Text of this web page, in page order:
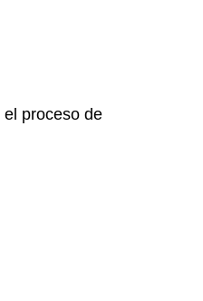
proceso de